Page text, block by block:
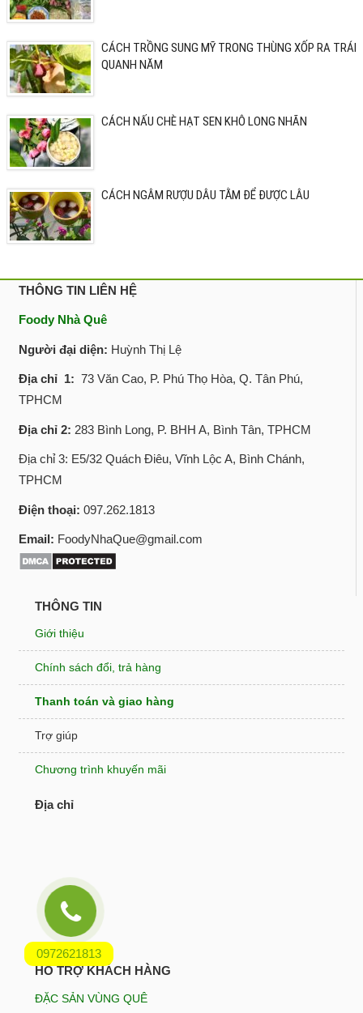
CÁCH TRỒNG SUNG MỸ TRONG THÙNG XỐP RA TRÁI
QUANH NĂM
CÁCH NẤU CHÈ HẠT SEN KHÔ LONG NHÃN
CÁCH NGÂM RƯỢU DÂU TẰM ĐỂ ĐƯỢC LÂU
0972621813
THÔNG TIN LIÊN HỆ
Foody Nhà Quê
Người đại diện: Huỳnh Thị Lệ
Địa chỉ 1: 73 Văn Cao, P. Phú Thọ Hòa, Q. Tân Phú,
TPHCM
Địa chỉ 2: 283 Bình Long, P. BHH A, Bình Tân, TPHCM
Địa chỉ 3: E5/32 Quách Điêu, Vĩnh Lộc A, Bình Chánh,
TPHCM
Điện thoại: 097.262.1813
Email: FoodyNhaQue@gmail.com
THÔNG TIN
Giới thiệu
Chính sách đổi, trả hàng
Thanh toán và giao hàng
Trợ giúp
Chương trình khuyến mãi
Địa chỉ
HỖ TRỢ KHÁCH HÀNG
ĐẶC SẢN VÙNG QUÊ